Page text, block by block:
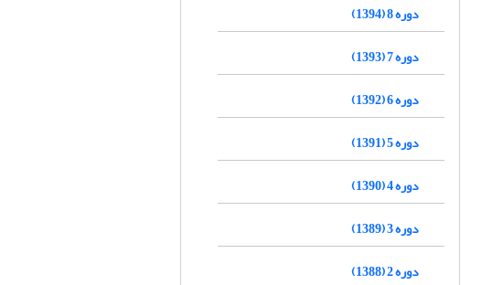
دوره 8 (1394)
دوره 7 (1393)
دوره 6 (1392)
دوره 5 (1391)
دوره 4 (1390)
دوره 3 (1389)
دوره 2 (1388)